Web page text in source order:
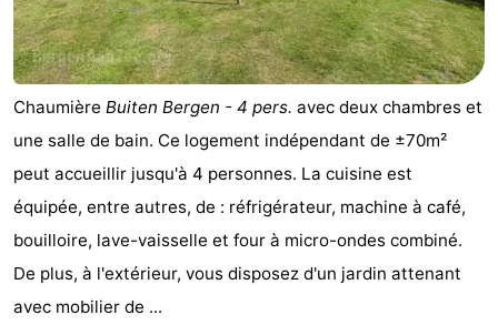
Chaumière Buiten Bergen - 4 pers. avec deux chambres et
une salle de bain. Ce logement indépendant de ±70m²
peut accueillir jusqu'à 4 personnes. La cuisine est
équipée, entre autres, de : réfrigérateur, machine à café,
bouilloire, lave-vaisselle et four à micro-ondes combiné.
De plus, à l'extérieur, vous disposez d'un jardin attenant
avec mobilier de ...